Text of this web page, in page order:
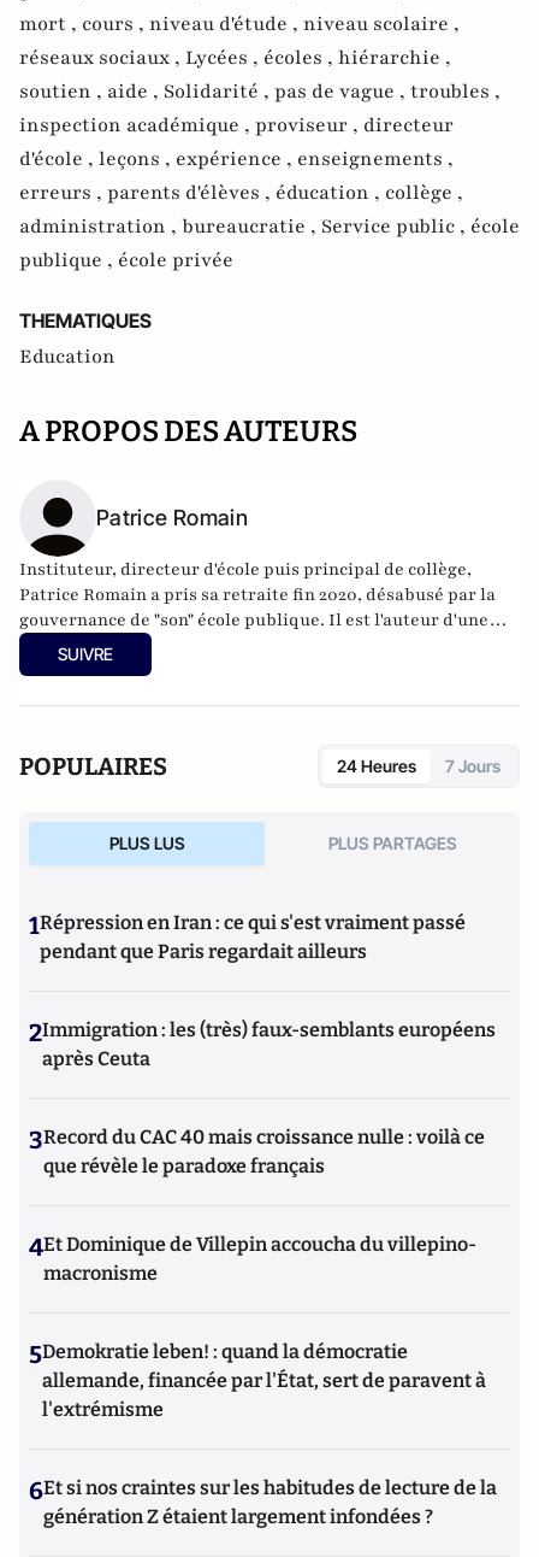
mort , cours , niveau d'étude , niveau scolaire ,
réseaux sociaux , Lycées , écoles , hiérarchie ,
soutien , aide , Solidarité , pas de vague , troubles ,
inspection académique , proviseur , directeur
d'école , leçons , expérience , enseignements ,
erreurs , parents d'élèves , éducation , collège ,
administration , bureaucratie , Service public , école
publique , école privée
THEMATIQUES
Education
A PROPOS DES AUTEURS
Patrice Romain
Instituteur, directeur d'école puis principal de collège,
Patrice Romain a pris sa retraite fin 2020, désabusé par la
gouvernance de "son" école publique. Il est l'auteur d'une
dizaine de livres sur l'Éducation nationale, dont le best-
seller Mots d'excuse. Son dernier ouvrage est
SUIVRE
POPULAIRES 24 Heures 7 Jours
PLUS LUS PLUS PARTAGES
1Répression en Iran : ce qui s'est vraiment passé
pendant que Paris regardait ailleurs
2Immigration : les (très) faux-semblants européens
après Ceuta
3Record du CAC 40 mais croissance nulle : voilà ce
que révèle le paradoxe français
4Et Dominique de Villepin accoucha du villepino-
macronisme
5Demokratie leben! : quand la démocratie
allemande, financée par l'État, sert de paravent à
l'extrémisme
6Et si nos craintes sur les habitudes de lecture de la
génération Z étaient largement infondées ?